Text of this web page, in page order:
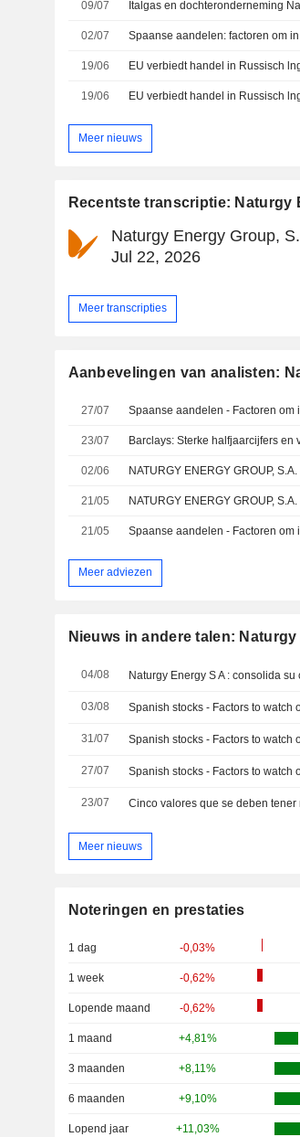
09/07
02/07 Spaanse aandelen: factoren om
19/06 EU verbiedt handel in Russisch
19/06 EU verbiedt handel in Russisch
Meer nieuws
Recentste transcriptie: Naturgy
Naturgy Energy Group,
Jul 22, 2026
Meer transcripties
Aanbevelingen van analisten:
27/07 Spaanse aandelen - Factoren om
23/07
02/06
21/05
21/05 Spaanse aandelen - Factoren om
Meer adviezen
Nieuws in andere talen:
04/08
03/08 Spanish stocks - Factors to watch
31/07 Spanish stocks - Factors to watch
27/07 Spanish stocks - Factors to watch
23/07 Cinco valores que se deben
Meer nieuws
Noteringen en prestaties
1 dag -0,03%
1 week -0,62%
Lopende maand -0,62%
1 maand +4,81%
3 maanden +8,11%
6 maanden +9,10%
Lopend jaar +11,03%